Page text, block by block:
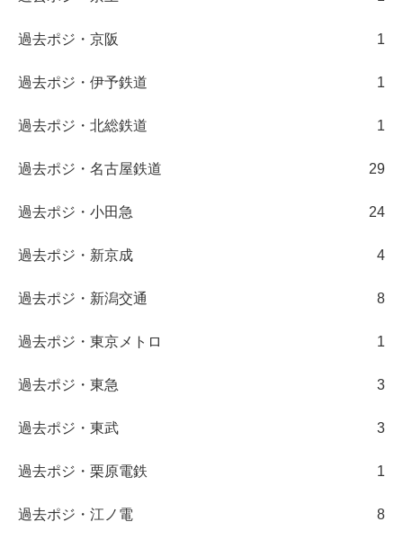
過去ポジ・京阪 1
過去ポジ・伊予鉄道 1
過去ポジ・北総鉄道 1
過去ポジ・名古屋鉄道 29
過去ポジ・小田急 24
過去ポジ・新京成 4
過去ポジ・新潟交通 8
過去ポジ・東京メトロ 1
過去ポジ・東急 3
過去ポジ・東武 3
過去ポジ・栗原電鉄 1
過去ポジ・江ノ電 8